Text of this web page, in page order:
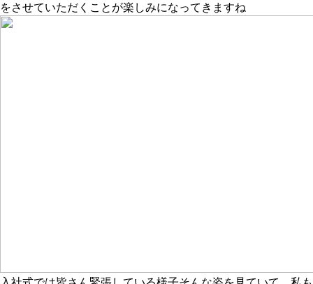
をさせていただくことが楽しみになってきますね